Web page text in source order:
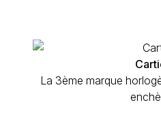
La 3ème marque